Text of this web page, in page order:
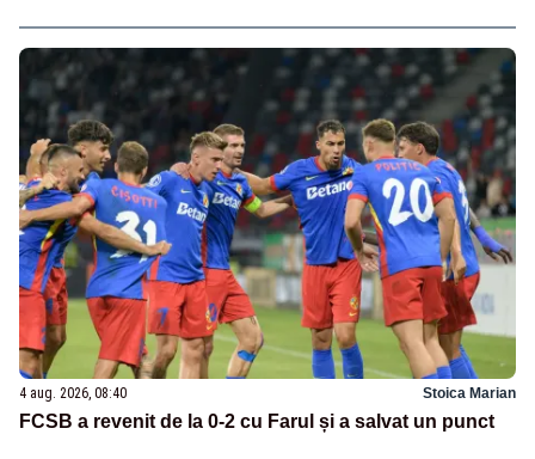
4 aug. 2026, 08:40 Stoica Marian
FCSB a revenit de la 0-2 cu Farul și a salvat un punct